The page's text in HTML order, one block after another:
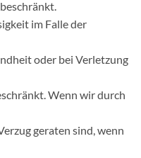
im Falle der
oder bei Verletzung
Wenn wir durch
geraten sind, wenn